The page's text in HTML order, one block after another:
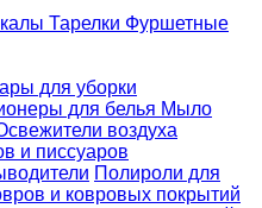
Тарелки Фуршетные
для уборки
для белья Мыло
воздуха
и писсуаров
Полироли для
и ковровых покрытий